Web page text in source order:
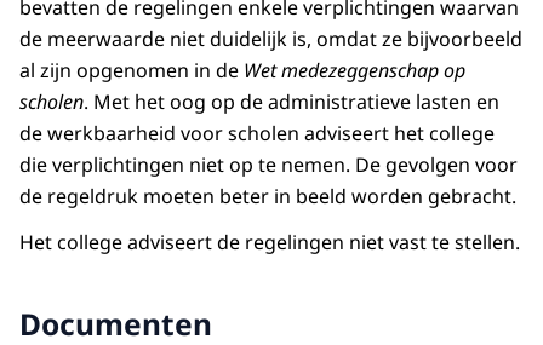
bevatten de regelingen enkele verplichtingen waarvan
de meerwaarde niet duidelijk is, omdat ze bijvoorbeeld
al zijn opgenomen in de Wet medezeggenschap op
scholen. Met het oog op de administratieve lasten en
de werkbaarheid voor scholen adviseert het college
die verplichtingen niet op te nemen. De gevolgen voor
de regeldruk moeten beter in beeld worden gebracht.
Het college adviseert de regelingen niet vast te stellen.
Documenten